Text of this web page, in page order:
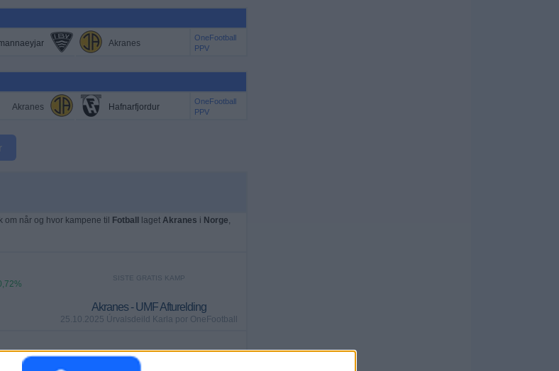
Akranes
OneFootball
PPV
Akranes Hafnarfjordur
OneFootball
PPV
når og hvor kampene til Fotball laget Akranes i Norge,
SISTE GRATIS KAMP
Akranes - UMF Afturelding
25.10.2025 Úrvalsdeild Karla por OneFootball
DAGER